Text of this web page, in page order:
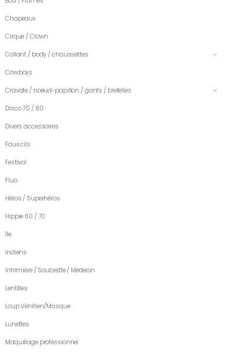
Chapeaux
Cirque / Clown
Collant / body / chaussettes
Cowboys
Cravate / noeud-papillon / gants / bretelles
Disco 70 / 80
Divers accessoires
Faux cils
Festival
Fluo
Héros / Superhéros
Hippie 60 / 70
île
Indiens
Infirmière / Soubrette / Médecin
Lentilles
Loup Vénitien/Masque
Lunettes
Maquillage professionnel